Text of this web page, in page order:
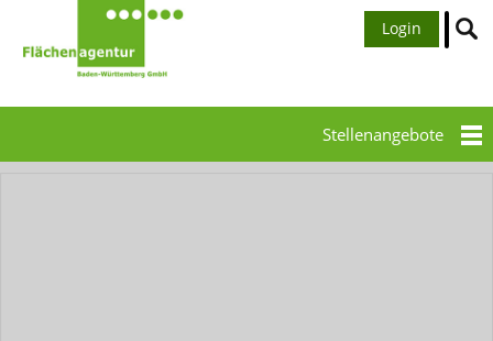
Login
Stellenangebote